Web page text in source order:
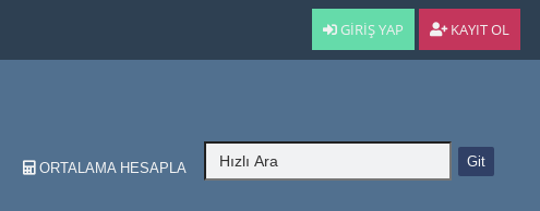
GIRIŞ YAP KAYIT OL
ORTALAMA HESAPLA